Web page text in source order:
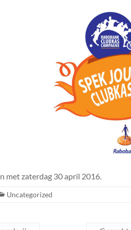
met zaterdag 30 april 2016.
Uncategorized